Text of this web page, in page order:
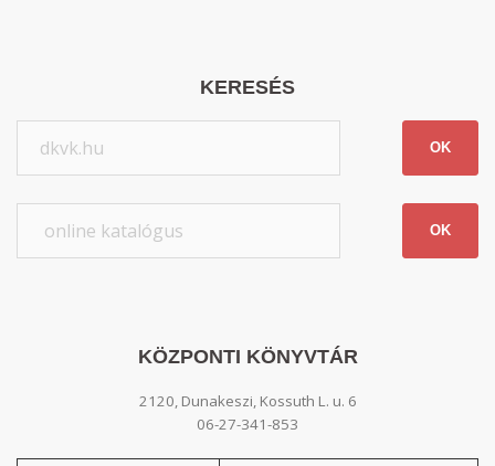
KERESÉS
OK
OK
KÖZPONTI KÖNYVTÁR
2120, Dunakeszi, Kossuth L. u. 6
06-27-341-853